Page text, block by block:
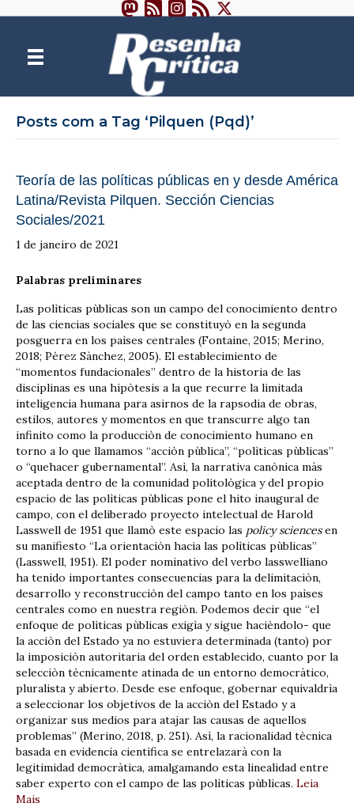
Posts com a Tag ‘Pilquen (Pqd)’
Teoría de las políticas públicas en y desde América
Latina/Revista Pilquen. Sección Ciencias
Sociales/2021
1 de janeiro de 2021
Palabras preliminares
Las polìticas pùblicas son un campo del conocimiento dentro
de las ciencias sociales que se constituyò en la segunda
posguerra en los paìses centrales (Fontaine, 2015; Merino,
2018; Pèrez Sànchez, 2005). El establecimiento de
“momentos fundacionales” dentro de la historia de las
disciplinas es una hipòtesis a la que recurre la limitada
inteligencia humana para asirnos de la rapsodia de obras,
estilos, autores y momentos en que transcurre algo tan
infinito como la producciòn de conocimiento humano en
torno a lo que llamamos “acciòn pùblica”, “polìticas pùblicas”
o “quehacer gubernamental”. Asì, la narrativa canònica màs
aceptada dentro de la comunidad politològica y del propio
espacio de las polìticas pùblicas pone el hito inaugural de
campo, con el deliberado proyecto intelectual de Harold
Lasswell de 1951 que llamò este espacio las policy sciencesen
su manifiesto “La orientaciòn hacia las polìticas pùblicas”
(Lasswell, 1951). El poder nominativo del verbo lasswelliano
ha tenido importantes consecuencias para la delimitaciòn,
desarrollo y reconstrucciòn del campo tanto en los paìses
centrales como en nuestra regiòn. Podemos decir que “el
enfoque de polìticas pùblicas exigìa y sigue hacièndolo- que
la acciòn del Estado ya no estuviera determinada (tanto) por
la imposiciòn autoritaria del orden establecido, cuanto por la
selecciòn tècnicamente atinada de un entorno democràtico,
pluralista y abierto. Desde ese enfoque, gobernar equivaldrìa
a seleccionar los objetivos de la acciòn del Estado y a
organizar sus medios para atajar las causas de aquellos
problemas” (Merino, 2018, p. 251). Asì, la racionalidad tècnica
basada en evidencia cientìfica se entrelazarà con la
legitimidad democràtica, amalgamando esta linealidad entre
saber experto con el campo de las polìticas pùblicas. Leia
Mais